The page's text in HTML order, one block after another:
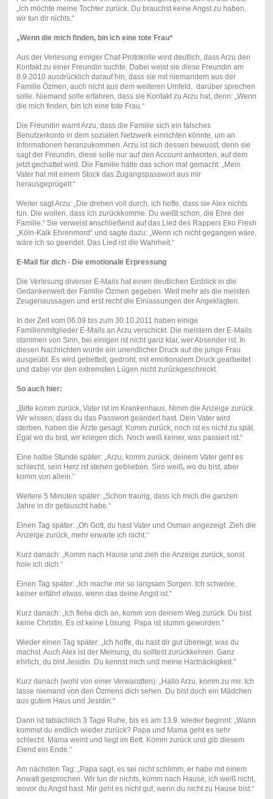
„Ich möchte meine Tochter zurück. Du brauchst keine Angst zu haben,
wir tun dir nichts.“
„Wenn die mich finden, bin ich eine tote Frau“
Aus der Verlesung einiger Chat-Protokolle wird deutlich, dass Arzu den
Kontakt zu einer Freundin suchte. Dabei weist sie diese Freundin am
8.9.2010 ausdrücklich darauf hin, dass sie mit niemandem aus der
Familie Özmen, auch nicht aus dem weiteren Umfeld, darüber sprechen
solle. Niemand solle erfahren, dass sie Kontakt zu Arzu hat, denn: „Wenn
die mich finden, bin ich eine tote Frau.“
Die Freundin warnt Arzu, dass die Familie sich ein falsches
Benutzerkonto in dem sozialen Netzwerk einrichten könnte, um an
Informationen heranzukommen. Arzu ist sich dessen bewusst, denn sie
sagt der Freundin, diese solle nur auf den Account antworten, auf dem
jetzt gechattet wird. Die Familie hätte das schon mal gemacht: „Mein
Vater hat mit einem Stock das Zugangspasswort aus mir
herausgeprügelt.“
Weiter sagt Arzu: „Die drehen voll durch, ich hoffe, dass sie Alex nichts
tun. Die wollen, dass ich zurückkomme. Du weißt schon, die Ehre der
Familie.“ Sie verweist anschließend auf das Lied des Rappers Eko Fresh
„Köln-Kalk Ehrenmord“ und sagte dazu: „Wenn ich nicht gegangen wäre,
wäre ich so geendet. Das Lied ist die Wahrheit.“
E-Mail für dich - Die emotionale Erpressung
Die Verlesung diverser E-Mails hat einen deutlichen Einblick in die
Gedankenwelt der Familie Özmen gegeben. Weit mehr als die meisten
Zeugenaussagen und erst recht die Einlassungen der Angeklagten.
In der Zeit vom 06.09 bis zum 30.10.2011 haben einige
Familienmitglieder E-Mails an Arzu verschickt. Die meistern der E-Mails
stammen von Sirin, bei einigen ist nicht ganz klar, wer Absender ist. In
diesen Nachrichten wurde ein unendlicher Druck auf die junge Frau
ausgeübt. Es wird gebettelt, gedroht, mit emotionalem Druck gearbeitet
und dabei vor den extremsten Lügen nicht zurückgeschreckt.
So auch hier:
„Bitte komm zurück, Vater ist im Krankenhaus. Nimm die Anzeige zurück.
Wir wissen, dass du das Passwort geändert hast. Dein Vater wird
sterben, haben die Ärzte gesagt. Komm zurück, noch ist es nicht zu spät.
Egal wo du bist, wir kriegen dich. Noch weiß keiner, was passiert ist.“
Eine halbe Stunde später: „Arzu, komm zurück, deinem Vater geht es
schlecht, sein Herz ist stehen geblieben. Siro weiß, wo du bist, aber
komm von allein.“
Weitere 5 Minuten später: „Schon traurig, dass ich mich die ganzen
Jahre in dir getäuscht habe.“
Einen Tag später: „Oh Gott, du hast Vater und Osman angezeigt. Zieh die
Anzeige zurück, mehr erwarte ich nicht.“
Kurz danach: „Komm nach Hause und zieh die Anzeige zurück, sonst
hole ich dich.“
Einen Tag später: „Ich mache mir so langsam Sorgen. Ich schwöre,
keiner erfährt etwas, wenn das deine Angst ist.“
Kurz danach: „Ich flehe dich an, komm von deinem Weg zurück. Du bist
keine Christin. Es ist keine Lösung. Papa ist stumm geworden."
Wieder einen Tag später: „Ich hoffe, du hast dir gut überlegt, was du
machst. Auch Alex ist der Meinung, du solltest zurückkehren. Ganz
ehrlich, du bist Jesidin. Du kennst mich und meine Hartnäckigkeit."
Kurz danach (wohl von einer Verwandten): „Hallo Arzu, komm zu mir. Ich
lasse niemand von den Özmens dich sehen. Du bist doch ein Mädchen
aus gutem Haus und Jesidin.“
Dann ist tatsächlich 3 Tage Ruhe, bis es am 13.9. wieder beginnt: „Wann
kommst du endlich wieder zurück? Papa und Mama geht es sehr
schlecht. Mama weint und liegt im Bett. Komm zurück und gib diesem
Elend ein Ende.“
Am nächsten Tag: „Papa sagt, es sei nicht schlimm, er habe mit einem
Anwalt gesprochen. Wir tun dir nichts, komm nach Hause, ich weiß nicht,
wovor du Angst hast. Mir geht es nicht gut, wenn du nicht zu Hause bist.“